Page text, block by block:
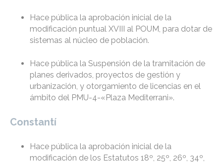
Hace pública la aprobación inicial de la
modificación puntual XVIII al POUM, para dotar de
sistemas al núcleo de población.
Hace pública la Suspensión de la tramitación de
planes derivados, proyectos de gestión y
urbanización, y otorgamiento de licencias en el
ámbito del PMU-4-«Plaza Mediterrani».
Constantí
Hace pública la aprobación inicial de la
modificación de los Estatutos 18º, 25º, 26º, 34º,